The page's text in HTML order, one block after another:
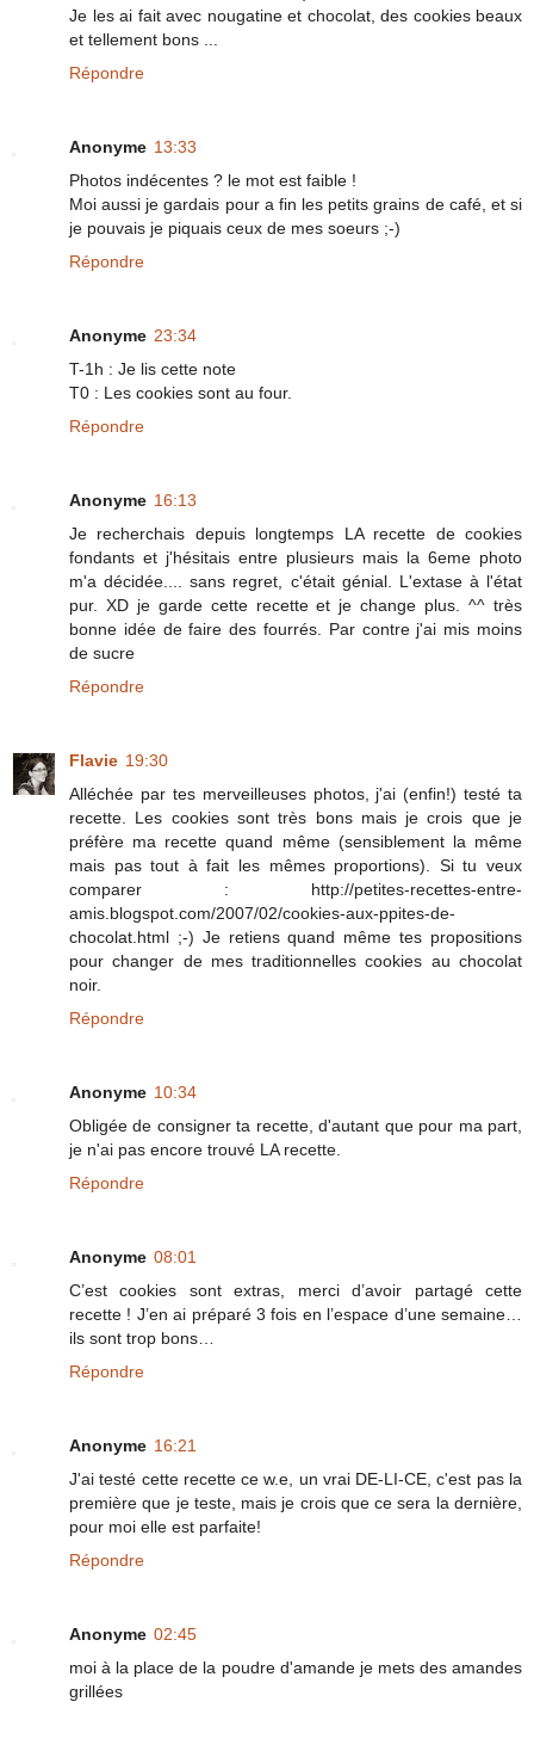
Je les ai fait avec nougatine et chocolat, des cookies beaux
et tellement bons ...
Répondre
Anonyme 13:33
Photos indécentes ? le mot est faible !
Moi aussi je gardais pour a fin les petits grains de café, et si
je pouvais je piquais ceux de mes soeurs ;-)
Répondre
Anonyme 23:34
T-1h : Je lis cette note
T0 : Les cookies sont au four.
Répondre
Anonyme 16:13
Je recherchais depuis longtemps LA recette de cookies
fondants et j'hésitais entre plusieurs mais la 6eme photo
m'a décidée.... sans regret, c'était génial. L'extase à l'état
pur. XD je garde cette recette et je change plus. ^^ très
bonne idée de faire des fourrés. Par contre j'ai mis moins
de sucre
Répondre
Flavie 19:30
Alléchée par tes merveilleuses photos, j'ai (enfin!) testé ta
recette. Les cookies sont très bons mais je crois que je
préfère ma recette quand même (sensiblement la même
mais pas tout à fait les mêmes proportions). Si tu veux
comparer : http://petites-recettes-entre-
amis.blogspot.com/2007/02/cookies-aux-ppites-de-
chocolat.html ;-) Je retiens quand même tes propositions
pour changer de mes traditionnelles cookies au chocolat
noir.
Répondre
Anonyme 10:34
Obligée de consigner ta recette, d'autant que pour ma part,
je n'ai pas encore trouvé LA recette.
Répondre
Anonyme 08:01
C’est cookies sont extras, merci d’avoir partagé cette
recette ! J’en ai préparé 3 fois en l’espace d’une semaine…
ils sont trop bons…
Répondre
Anonyme 16:21
J'ai testé cette recette ce w.e, un vrai DE-LI-CE, c'est pas la
première que je teste, mais je crois que ce sera la dernière,
pour moi elle est parfaite!
Répondre
Anonyme 02:45
moi à la place de la poudre d'amande je mets des amandes
grillées